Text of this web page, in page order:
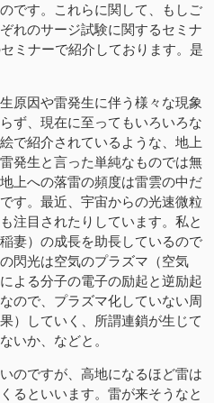
です。これらに関して、もしご
れのサージ試験に関するセミナ
ミナーで紹介しております。是
原因や雷発生に伴う様々な現象
ず、現在に至ってもいろいろな
で紹介されているような、地上
発生と言った単純なものでは無
上への落雷の頻度は雷雲の中だ
す。最近、宇宙からの光速微粒
注目されたりしています。私と
妻）の成長を助長しているので
閃光は空気のプラズマ（空気
よる分子の電子の励起と逆励起
ので、プラズマ化していない周
）していく、所謂連鎖が生じて
いか、などと。
のですが、高地になるほど雷は
るといいます。雷が来そうなと